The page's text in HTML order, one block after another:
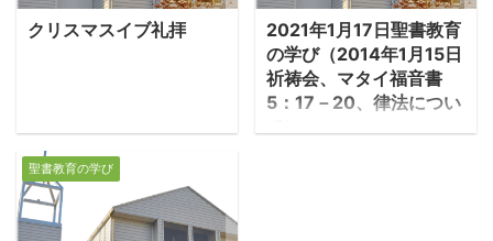
深められた。しかし、イ
エスは次第にヨハネの言
が、果たして「神の国の
知らせなのか」という疑
問を持たれた。その後、
クリスマスイブ礼拝
2021年1月17日聖書教育
の学び（2014年1月15日
祈祷会、マタイ福音書
5：17－20、律法につい
聖書教育の学び